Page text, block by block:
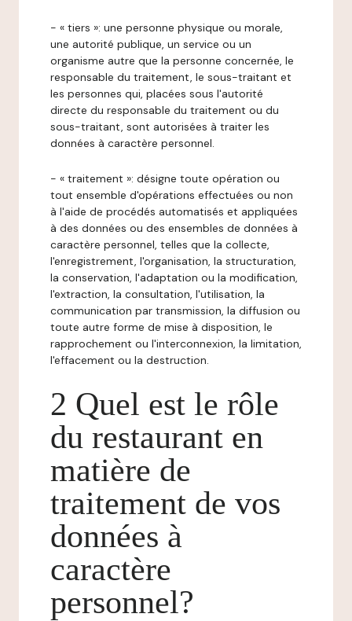
- « tiers »: une personne physique ou morale,
une autorité publique, un service ou un
organisme autre que la personne concernée, le
responsable du traitement, le sous-traitant et
les personnes qui, placées sous l'autorité
directe du responsable du traitement ou du
sous-traitant, sont autorisées à traiter les
données à caractère personnel.
- « traitement »: désigne toute opération ou
tout ensemble d'opérations effectuées ou non
à l'aide de procédés automatisés et appliquées
à des données ou des ensembles de données à
caractère personnel, telles que la collecte,
l'enregistrement, l'organisation, la structuration,
la conservation, l'adaptation ou la modification,
l'extraction, la consultation, l'utilisation, la
communication par transmission, la diffusion ou
toute autre forme de mise à disposition, le
rapprochement ou l'interconnexion, la limitation,
l'effacement ou la destruction.
2 Quel est le rôle
du restaurant en
matière de
traitement de vos
données à
caractère
personnel?